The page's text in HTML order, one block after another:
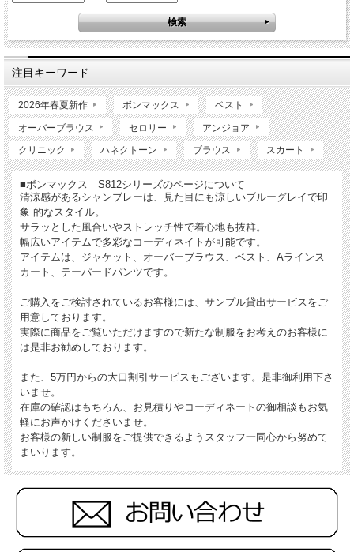
注目キーワード
2026年春夏新作 ボンマックス ベスト
オーバーブラウス セロリー アンジョア
クリニック ハネクトーン ブラウス スカート
■ボンマックス S812シリーズのページについて
清涼感があるシャンブレーは、見た目にも涼しいブルーグレイで印
象 的なスタイル。
サラッとした風合いやストレッチ性で着心地も抜群。
幅広いアイテムで多彩なコーディネイトが可能です。
アイテムは、ジャケット、オーバーブラウス、ベスト、Aラインス
カート、テーパードパンツです。
ご購入をご検討されているお客様には、サンプル貸出サービスをご
用意しております。
実際に商品をご覧いただけますので新たな制服をお考えのお客様に
は是非お勧めしております。
また、5万円からの大口割引サービスもございます。是非御利用下さ
いませ。
在庫の確認はもちろん、お見積りやコーディネートの御相談もお気
軽にお声かけくださいませ。
お客様の新しい制服をご提供できるようスタッフ一同心から努めて
まいります。